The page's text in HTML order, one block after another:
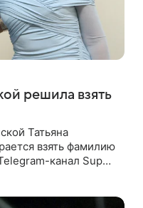
решила взять
Татьяна
взять фамилию
канал Super.